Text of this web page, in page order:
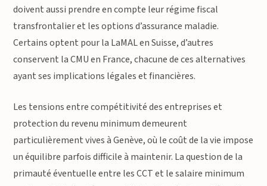
doivent aussi prendre en compte leur régime fiscal
transfrontalier et les options d’assurance maladie.
Certains optent pour la LaMAL en Suisse, d’autres
conservent la CMU en France, chacune de ces alternatives
ayant ses implications légales et financières.
Les tensions entre compétitivité des entreprises et
protection du revenu minimum demeurent
particulièrement vives à Genève, où le coût de la vie impose
un équilibre parfois difficile à maintenir. La question de la
primauté éventuelle entre les CCT et le salaire minimum